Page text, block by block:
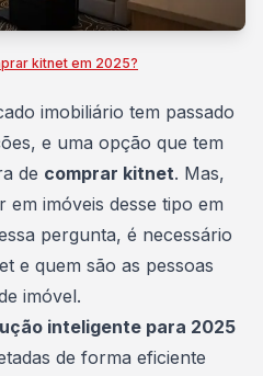
kitnet em 2025?
imobiliário tem passado
e uma opção que tem
de comprar kitnet. Mas,
em imóveis desse tipo em
pergunta, é necessário
e quem são as pessoas
imóvel.
inteligente para 2025
de forma eficiente